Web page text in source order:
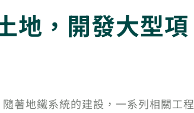
地，開發大型項
著地鐵系統的建設，一系列相關工程